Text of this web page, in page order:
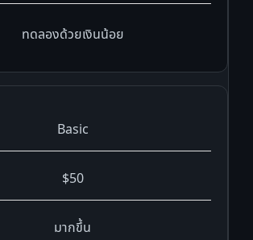
ทดลองด้วยเงินน้อย
Basic
$50
มากขึ้น